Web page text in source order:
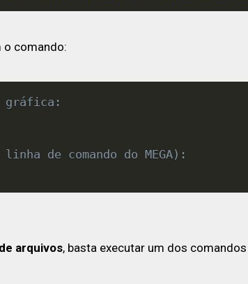
o comando:
gráfica:
de comando do MEGA):
arquivos, basta executar um dos